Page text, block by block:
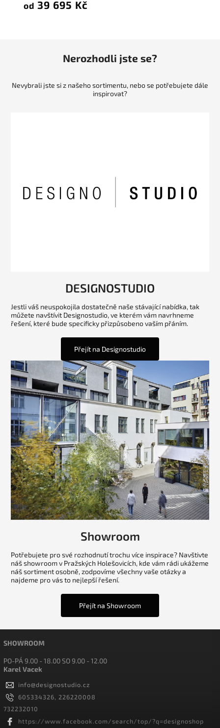
od 39 695 Kč
Nerozhodli jste se?
Nevybrali jste si z našeho sortimentu, nebo se potřebujete dále
inspirovat?
DESIGNOSTUDIO
Jestli váš neuspokojila dostatečně naše stávající nabídka, tak
můžete navštívit Designostudio, ve kterém vám navrhneme
řešení, které bude specificky přizpůsobeno vaším přáním.
Přejít na Designostudio
Showroom
Potřebujete pro své rozhodnutí trochu více inspirace? Navštivte
náš showroom v Pražských Holešovicích, kde vám rádi ukážeme
náš sortiment osobně, zodpovíme všechny vaše otázky a
najdeme pro vás to nejlepší řešení.
Přejít na Showroom
SHOWROOM
PO-PÁ 9.00 - 18.00 SO 9.00 - 12.00
Karel Vacek
info@designostudio.cz
605334326, 226220008
732232010
https://www.facebook.com/search/top/?q=designoshop